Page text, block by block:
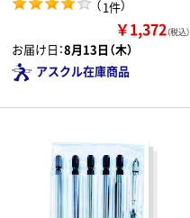
（1件）
￥1,372（税込）
お届け日：8月13日（木）
アスクル在庫商品